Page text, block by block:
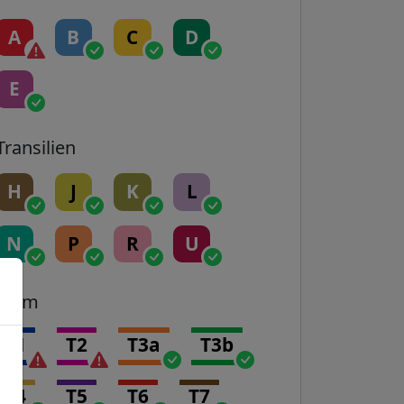
A B C D
E
H J K L
N P R U
Tram
T1 T2 T3a T3b
T4 T5 T6 T7